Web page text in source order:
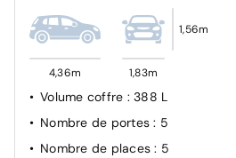
4,36m 1,83m
1,56m
Volume coffre : 388 L
Nombre de portes: 5
Nombre de places: 5